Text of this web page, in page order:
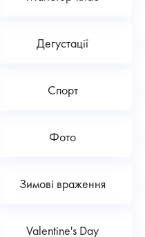
Дегустації
Спорт
Фото
Зимові враження
Valentine's Day